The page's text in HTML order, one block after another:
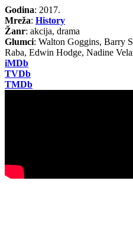
Godina: 2017.
Mreža: History
Žanr: akcija, drama
Glumci: Walton Goggins, Barry
Raba, Edwin Hodge, Nadine
iMDb
TVDb
TMDb